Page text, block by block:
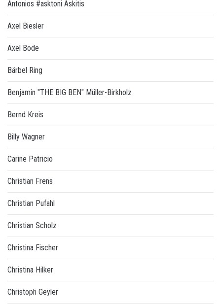
Antonios #asktoni Askitis
Axel Biesler
Axel Bode
Bärbel Ring
Benjamin "THE BIG BEN" Müller-Birkholz
Bernd Kreis
Billy Wagner
Carine Patricio
Christian Frens
Christian Pufahl
Christian Scholz
Christina Fischer
Christina Hilker
Christoph Geyler